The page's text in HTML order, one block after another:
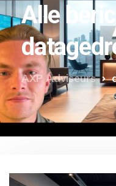
Alle
AXP Adviseurs